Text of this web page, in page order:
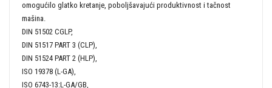
omogućilo glatko kretanje, poboljšavajući produktivnost i tačnost
mašina.
DIN 51502 CGLP,
DIN 51517 PART 3 (CLP),
DIN 51524 PART 2 (HLP),
ISO 19378 (L-GA),
ISO 6743-13:L-GA/GB,